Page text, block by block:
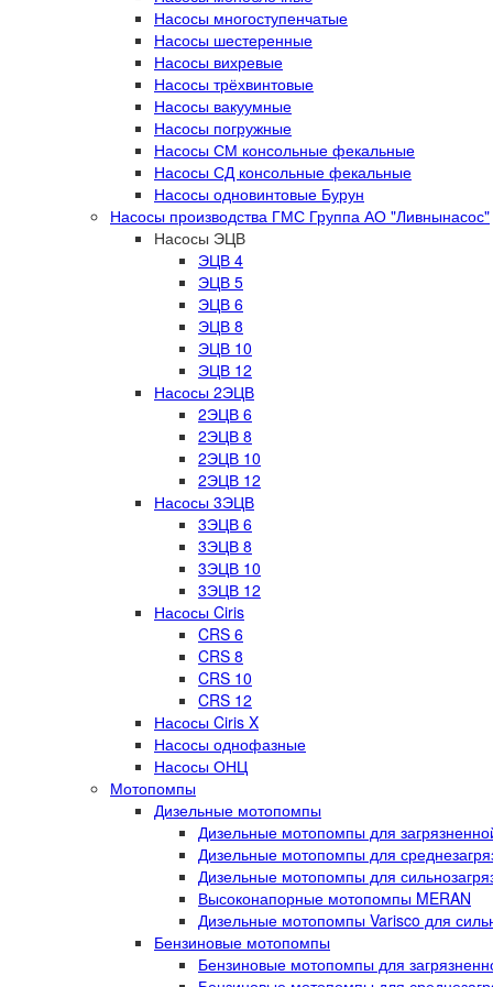
Насосы многоступенчатые
Насосы шестеренные
Насосы вихревые
Насосы трёхвинтовые
Насосы вакуумные
Насосы погружные
Насосы СМ консольные фекальные
Насосы СД консольные фекальные
Насосы одновинтовые Бурун
Насосы производства ГМС Группа АО "Ливнынасос"
Насосы ЭЦВ
ЭЦВ 4
ЭЦВ 5
ЭЦВ 6
ЭЦВ 8
ЭЦВ 10
ЭЦВ 12
Насосы 2ЭЦВ
2ЭЦВ 6
2ЭЦВ 8
2ЭЦВ 10
2ЭЦВ 12
Насосы 3ЭЦВ
3ЭЦВ 6
3ЭЦВ 8
3ЭЦВ 10
3ЭЦВ 12
Насосы Ciris
CRS 6
CRS 8
CRS 10
CRS 12
Насосы Ciris X
Насосы однофазные
Насосы ОНЦ
Мотопомпы
Дизельные мотопомпы
Дизельные мотопомпы для
Дизельные мотопомпы для
Дизельные мотопомпы для
Высоконапорные мотопомпы MERAN
Дизельные мотопомпы Varisco для
Бензиновые мотопомпы
Бензиновые мотопомпы для